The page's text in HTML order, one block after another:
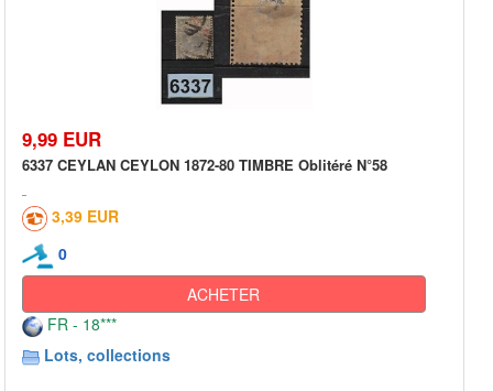
9,99 EUR
6337 CEYLAN CEYLON 1872-80 TIMBRE Oblitéré N°58
3,39 EUR
0
ACHETER
FR - 18***
Lots, collections